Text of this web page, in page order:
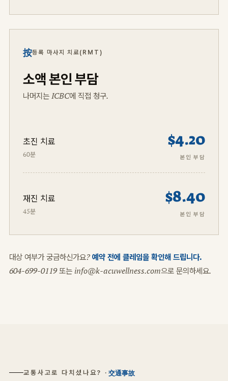
按등록 마사지 치료(RMT)
소액 본인 부담
나머지는 ICBC에 직접 청구.
초진 치료
60분
$4.20
본인 부담
재진 치료
45분
$8.40
본인 부담
대상 여부가 궁금하신가요? 예약 전에 클레임을 확인해 드립니다.
604-699-0119 또는 info@k-acuwellness.com으로 문의하세요.
교통사고로 다치셨나요? ·交通事故